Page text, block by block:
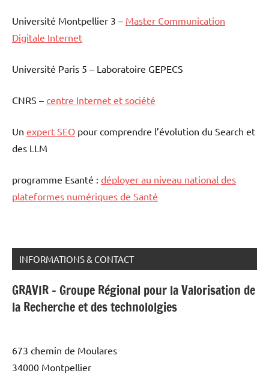
Université Montpellier 3 – Master Communication
Digitale Internet
Université Paris 5 – Laboratoire GEPECS
CNRS – centre Internet et société
Un expert SEO pour comprendre l’évolution du Search et
des LLM
programme Esanté : déployer au niveau national des
plateformes numériques de Santé
INFORMATIONS & CONTACT
GRAVIR - Groupe Régional pour la Valorisation de
la Recherche et des technololgies
673 chemin de Moulares
34000 Montpellier